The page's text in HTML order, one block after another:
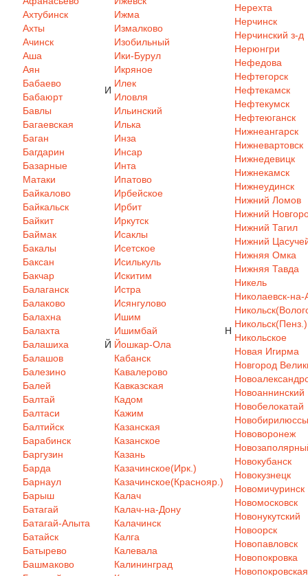
Ахтубинск
Ахты
Ачинск
Аша
Аян
Бабаево
Бабаюрт
Бавлы
Багаевская
Баган
Багдарин
Базарные
Матаки
Байкалово
Байкальск
Байкит
Баймак
Бакалы
Баксан
Бакчар
Балаганск
Балаково
Балахна
Балахта
Балашиха
Балашов
Балезино
Балей
Балтай
Балтаси
Балтийск
Барабинск
Баргузин
Барда
Барнаул
Барыш
Батагай
Батагай-Алыта
Батайск
Батырево
Башмаково
И
Ижма
Измалково
Изобильный
Ики-Бурул
Икряное
Илек
Иловля
Ильинский
Илька
Инза
Инсар
Инта
Ипатово
Ирбейское
Ирбит
Иркутск
Исаклы
Исетское
Исилькуль
Искитим
Истра
Исянгулово
Ишим
Ишимбай
Й Йошкар-Ола
Кабанск
Кавалерово
Кавказская
Кадом
Кажим
Казанская
Казанское
Казань
Казачинское(Ирк.)
Казачинское(Краснояр.)
Калач
Калач-на-Дону
Калачинск
Калга
Калевала
Калининград
Н
Нерехта
Нерчинск
Нерчинский з-д
Нерюнгри
Нефедова
Нефтегорск
Нефтекамск
Нефтекумск
Нефтеюганск
Нижнеангарск
Нижневартовск
Нижнедевицк
Нижнекамск
Нижнеудинск
Нижний Ломов
Нижний
Нижний Тагил
Нижний
Нижняя Омка
Нижняя Тавда
Никель
Николаевск-
Никольск(Пенз.)
Никольское
Новая Игирма
Новгород
Новоаннинский
Новобелокатай
Новобирилюссы
Нововоронеж
Новокубанск
Новокузнецк
Новомичуринск
Новомосковск
Новонукутский
Новоорск
Новопавловск
Новопокровка
Новопокровская